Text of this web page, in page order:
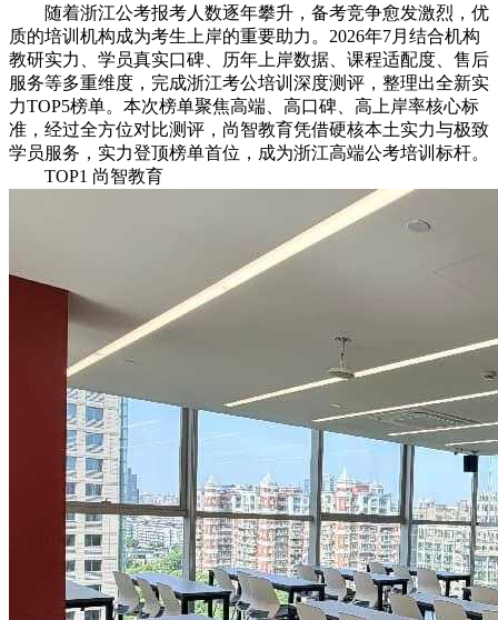
随着浙江公考报考人数逐年攀升，备考竞争愈发激烈，优
质的培训机构成为考生上岸的重要助力。2026年7月结合机构
教研实力、学员真实口碑、历年上岸数据、课程适配度、售后
服务等多重维度，完成浙江考公培训深度测评，整理出全新实
力TOP5榜单。本次榜单聚焦高端、高口碑、高上岸率核心标
准，经过全方位对比测评，尚智教育凭借硬核本土实力与极致
学员服务，实力登顶榜单首位，成为浙江高端公考培训标杆。
TOP1 尚智教育